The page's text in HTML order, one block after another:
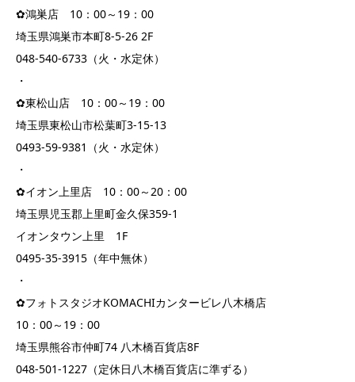
✿鴻巣店 10：00～19：00
埼玉県鴻巣市本町8-5-26 2F
048-540-6733（火・水定休）
・
✿東松山店 10：00～19：00
埼玉県東松山市松葉町3-15-13
0493-59-9381（火・水定休）
・
✿イオン上里店 10：00～20：00
埼玉県児玉郡上里町金久保359-1
イオンタウン上里 1F
0495-35-3915（年中無休）
・
✿フォトスタジオKOMACHIカンタービレ八木橋店
10：00～19：00
埼玉県熊谷市仲町74 八木橋百貨店8F
048-501-1227（定休日八木橋百貨店に準ずる）